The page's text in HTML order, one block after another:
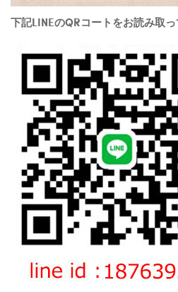
下記LINEのQRコートをお読み取